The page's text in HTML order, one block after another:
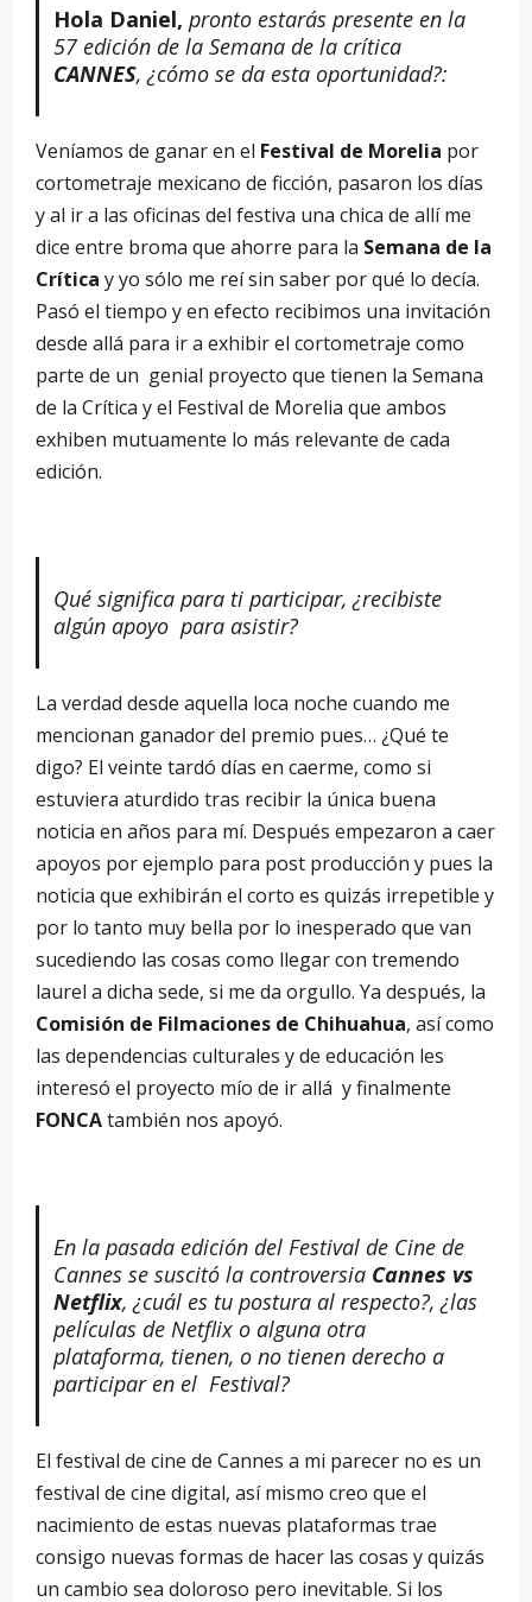
Hola Daniel, pronto estarás presente en la
57 edición de la Semana de la crítica
CANNES, ¿cómo se da esta oportunidad?:
Veníamos de ganar en el Festival de Morelia por
cortometraje mexicano de ficción, pasaron los días
y al ir a las oficinas del festiva una chica de allí me
dice entre broma que ahorre para la Semana de la
Crítica y yo sólo me reí sin saber por qué lo decía.
Pasó el tiempo y en efecto recibimos una invitación
desde allá para ir a exhibir el cortometraje como
parte de un genial proyecto que tienen la Semana
de la Crítica y el Festival de Morelia que ambos
exhiben mutuamente lo más relevante de cada
edición.
Qué significa para ti participar,¿recibiste
algún apoyo para asistir?
La verdad desde aquella loca noche cuando me
mencionan ganador del premio pues… ¿Qué te
digo? El veinte tardó días en caerme, como si
estuviera aturdido tras recibir la única buena
noticia en años para mí. Después empezaron a caer
apoyos por ejemplo para post producción y pues la
noticia que exhibirán el corto es quizás irrepetible y
por lo tanto muy bella por lo inesperado que van
sucediendo las cosas como llegar con tremendo
laurel a dicha sede, si me da orgullo. Ya después, la
Comisión de Filmaciones de Chihuahua, así como
las dependencias culturales y de educación les
interesó el proyecto mío de ir allá y finalmente
FONCAtambién nos apoyó.
En la pasada edición del Festival de Cine de
Cannes se suscitó la controversia Cannes vs
Netflix,¿cuál es tu postura al respecto?, ¿las
películas de Netflix o alguna otra
plataforma, tienen, o no tienen derecho a
participar en el Festival?
El festival de cine de Cannes a mi parecer no es un
festival de cine digital, así mismo creo que el
nacimiento de estas nuevas plataformas trae
consigo nuevas formas de hacer las cosas y quizás
un cambio sea doloroso pero inevitable. Si los